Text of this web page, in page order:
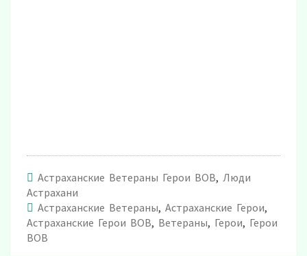
Астраханские Ветераны Герои ВОВ, Люди
Астрахани
Астраханские Ветераны, Астраханские Герои,
Астраханские Герои ВОВ, Ветераны, Герои, Герои
ВОВ